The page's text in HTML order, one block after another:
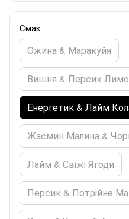
Смак
Ожина & Маракуйя
Вишня & Персик
Енергетик & Лайм
Жасмин Малина &
Лайм & Свіжі Ягоди
Персик & Потрійне